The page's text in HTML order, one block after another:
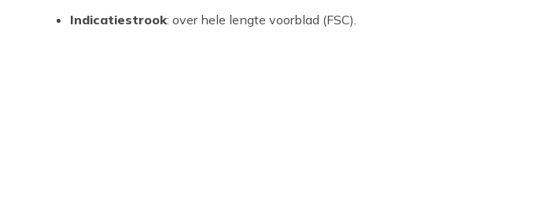
Indicatiestrook: over hele lengte voorblad (FSC).